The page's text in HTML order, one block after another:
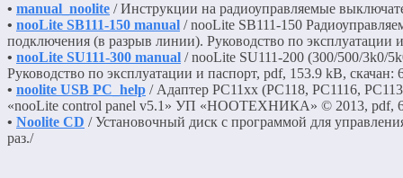
• manual_noolite / Инструкции на радиоуправляемые
• nooLite SB111-150 manual / nooLite SB111-150
подключения (в разрыв линии). Руководство по эксплуатации
• nooLite SU111-300 manual / nooLite SU111-200 (300/500/3k0/
Руководство по эксплуатации и паспорт, pdf, 153.9 kB, скачан:
• noolite USB PC_help / Адаптер PC11xx (PC118, PC1116,
«nooLite control panel v5.1» УП «НООТЕХНИКА» © 2013, pdf,
• Noolite CD / Установочный диск с программой для
раз./